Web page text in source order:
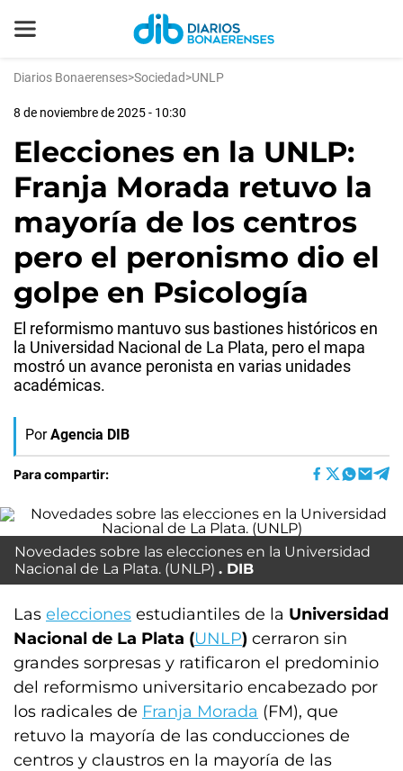
Diarios Bonaerenses>Sociedad>UNLP
8 de noviembre de 2025 - 10:30
Elecciones en la UNLP:
Franja Morada retuvo la
mayoría de los centros
pero el peronismo dio el
golpe en Psicología
El reformismo mantuvo sus bastiones históricos en
la Universidad Nacional de La Plata, pero el mapa
mostró un avance peronista en varias unidades
académicas.
Por Agencia DIB
Para compartir:
Novedades sobre las elecciones en la Universidad
Nacional de La Plata. (UNLP)
DIB
Las elecciones estudiantiles de la Universidad
Nacional de La Plata (UNLP) cerraron sin
grandes sorpresas y ratificaron el predominio
del reformismo universitario encabezado por
los radicales de Franja Morada (FM), que
retuvo la mayoría de las conducciones de
centros y claustros en la mayoría de las